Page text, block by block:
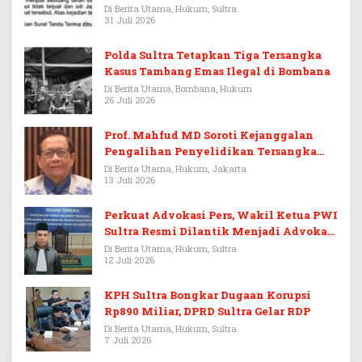
Di Berita Utama, Hukum, Sultra
31 Juli 2026
Polda Sultra Tetapkan Tiga Tersangka
Kasus Tambang Emas Ilegal di Bombana
Di Berita Utama, Bombana, Hukum
26 Juli 2026
Prof. Mahfud MD Soroti Kejanggalan
Pengalihan Penyelidikan Tersangka
Febrie Adriansyah
Di Berita Utama, Hukum, Jakarta
13 Juli 2026
Perkuat Advokasi Pers, Wakil Ketua PWI
Sultra Resmi Dilantik Menjadi Advokat
PERADI
Di Berita Utama, Hukum, Sultra
12 Juli 2026
KPH Sultra Bongkar Dugaan Korupsi
Rp890 Miliar, DPRD Sultra Gelar RDP
Di Berita Utama, Hukum, Sultra
7 Juli 2026